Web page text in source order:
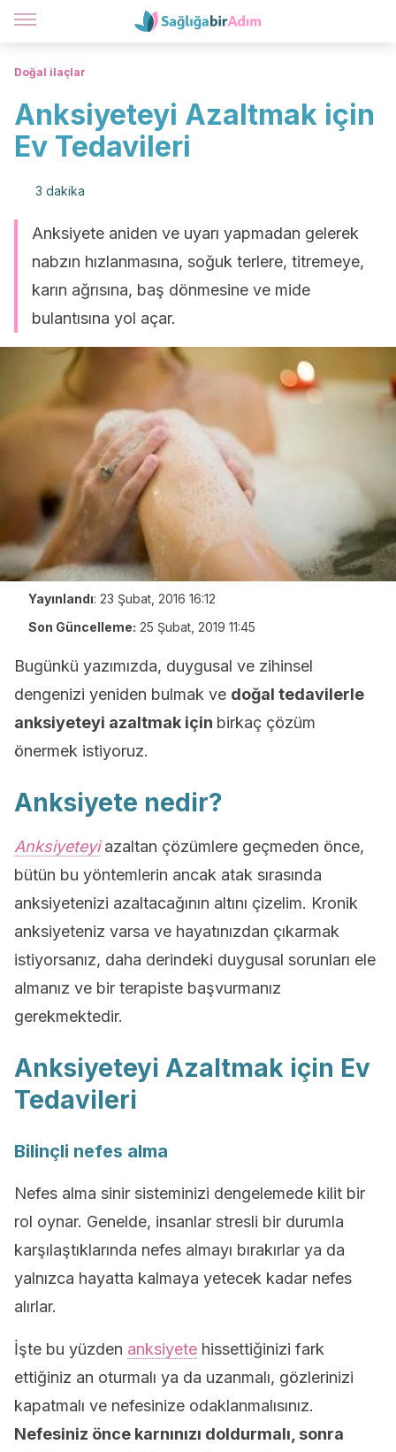
Doğal ilaçlar
Anksiyeteyi Azaltmak için
Ev Tedavileri
3 dakika
Anksiyete aniden ve uyarı yapmadan gelerek
nabzın hızlanmasına, soğuk terlere, titremeye,
karın ağrısına, baş dönmesine ve mide
bulantısına yol açar.
Yayınlandı: 23 Şubat, 2016 16:12
Son Güncelleme: 25 Şubat, 2019 11:45
Bugünkü yazımızda, duygusal ve zihinsel
dengenizi yeniden bulmak ve doğal tedavilerle
anksiyeteyi azaltmak için birkaç çözüm
önermek istiyoruz.
Anksiyete nedir?
Anksiyeteyiazaltan çözümlere geçmeden önce,
bütün bu yöntemlerin ancak atak sırasında
anksiyetenizi azaltacağının altını çizelim. Kronik
anksiyeteniz varsa ve hayatınızdan çıkarmak
istiyorsanız, daha derindeki duygusal sorunları ele
almanız ve bir terapiste başvurmanız
gerekmektedir.
Anksiyeteyi Azaltmak için Ev
Tedavileri
Bilinçli nefes alma
Nefes alma sinir sisteminizi dengelemede kilit bir
rol oynar. Genelde, insanlar stresli bir durumla
karşılaştıklarında nefes almayı bırakırlar ya da
yalnızca hayatta kalmaya yetecek kadar nefes
alırlar.
İşte bu yüzden anksiyete hissettiğinizi fark
ettiğiniz an oturmalı ya da uzanmalı, gözlerinizi
kapatmalı ve nefesinize odaklanmalısınız.
Nefesiniz önce karnınızı doldurmalı, sonra